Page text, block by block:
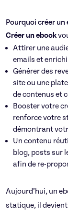
Pourquoi créer un
Créer un ebook
Attirer une
emails et
Générer des
site ou une
de contenus et
Booster votre
renforce votre
démontrant
Un contenu
blog, posts sur
afin de re-
Aujourd’hui, un
statique, il